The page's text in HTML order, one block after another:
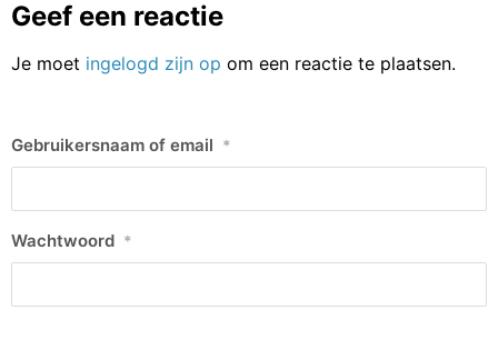
Geef een reactie
Je moet ingelogd zijn op om een reactie te plaatsen.
Gebruikersnaam of email *
Wachtwoord *